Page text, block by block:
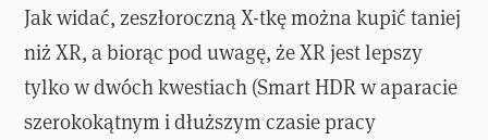
Jak widać, zeszłoroczną X-tkę można kupić taniej
niż XR, a biorąc pod uwagę, że XR jest lepszy
tylko w dwóch kwestiach (Smart HDR w aparacie
szerokokątnym i dłuższym czasie pracy